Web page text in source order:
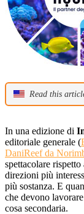
Read this
In una edizione di
editoriale generale (
DaniReef da
spettacolare rispetto
direzioni più
più sostanza. E
che devono
cosa secondaria.